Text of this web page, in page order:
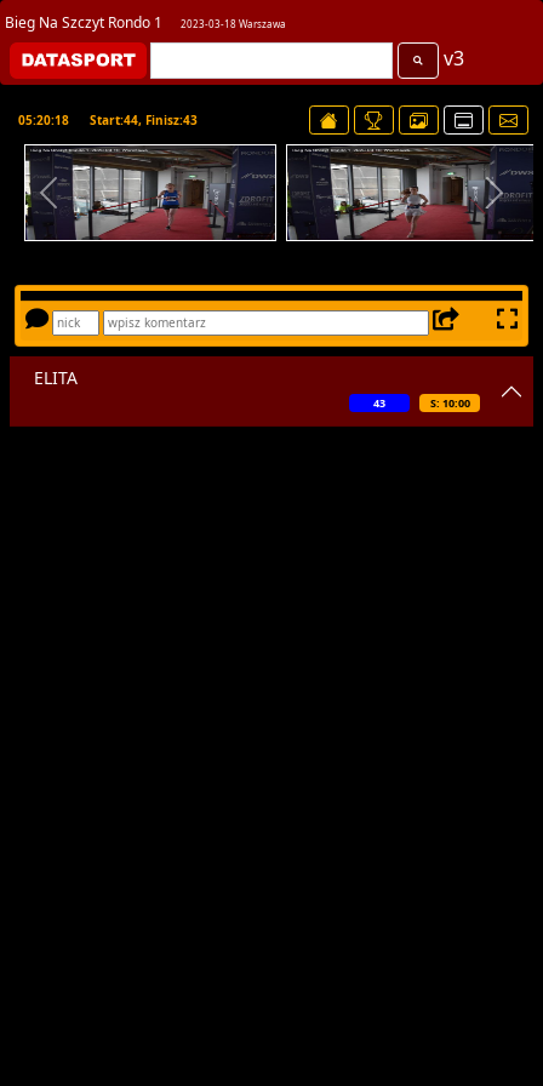
Bieg Na Szczyt Rondo 1 2023-03-18 Warszawa
v3
05:20:18 Start:44, Finisz:43
ELITA
S: 10:00
43